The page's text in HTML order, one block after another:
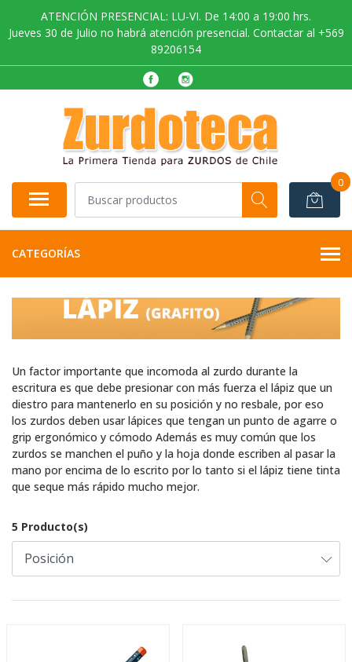
ATENCIÓN PRESENCIAL: LU-VI. De 14:00 a 19:00 hrs.
Jueves 30 de Julio no habrá atención presencial. Contactar al +569
89206154
0
CATEGORÍAS
Un factor importante que incomoda al zurdo durante la
escritura es que debe presionar con más fuerza el lápiz que un
diestro para mantenerlo en su posición y no resbale, por eso
los zurdos deben usar lápices que tengan un punto de agarre o
grip ergonómico y cómodo Además es muy común que los
zurdos se manchen el puño y la hoja donde escriben al pasar la
mano por encima de lo escrito por lo tanto si el lápiz tiene tinta
que seque más rápido mucho mejor.
5 Producto(s)